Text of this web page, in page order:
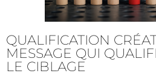
QUALIFICATION
MESSAGE QUI
LE CIBLAGE